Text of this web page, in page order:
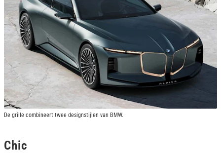
De grille combineert twee designstijlen van BMW.
Chic